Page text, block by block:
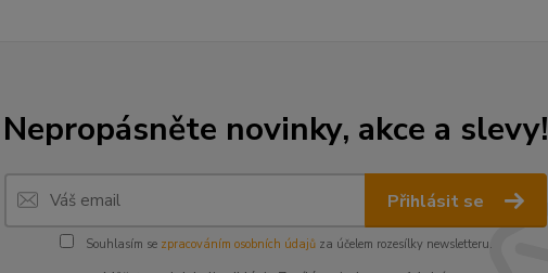
Nepropásněte novinky, akce a slevy!
Přihlásit se
Souhlasím se zpracováním osobních údajůza účelem rozesílky newsletteru.